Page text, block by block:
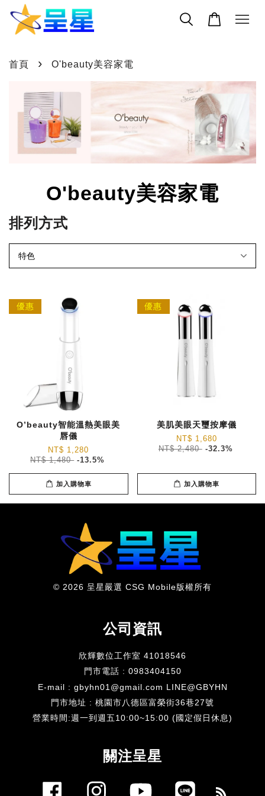
首頁 › O'beauty美容家電
O'beauty美容家電
排列方式
優惠
O’beauty智能溫熱美眼美
唇儀
NT$ 1,280
NT$ 1,480 -13.5%
加入購物車
優惠
美肌美眼天璽按摩儀
NT$ 1,680
NT$ 2,480 -32.3%
加入購物車
© 2026 呈星嚴選 CSG Mobile版權所有
公司資訊
欣輝數位工作室 41018546
門市電話 : 0983404150
E-mail : gbyhn01@gmail.com LINE@GBYHN
門市地址 : 桃園市八德區富榮街36巷27號
​營業時間:週一到週五10:00~15:00 (國定假日休息)
關注呈星
Facebook Instagram YouTube